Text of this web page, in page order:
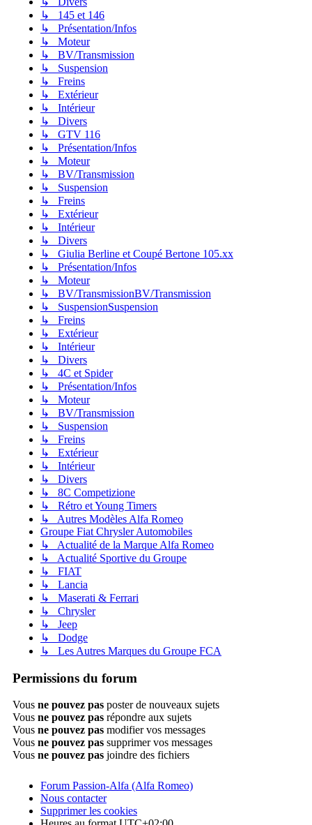
↳ 145 et 146
↳ Présentation/Infos
↳ Moteur
↳ BV/Transmission
↳ Suspension
↳ Freins
↳ Extérieur
↳ Intérieur
↳ Divers
↳ GTV 116
↳ Présentation/Infos
↳ Moteur
↳ BV/Transmission
↳ Suspension
↳ Freins
↳ Extérieur
↳ Intérieur
↳ Divers
↳ Giulia Berline et Coupé Bertone 105.xx
↳ Présentation/Infos
↳ Moteur
↳ BV/TransmissionBV/Transmission
↳ SuspensionSuspension
↳ Freins
↳ Extérieur
↳ Intérieur
↳ Divers
↳ 4C et Spider
↳ Présentation/Infos
↳ Moteur
↳ BV/Transmission
↳ Suspension
↳ Freins
↳ Extérieur
↳ Intérieur
↳ Divers
↳ 8C Competizione
↳ Rétro et Young Timers
↳ Autres Modèles Alfa Romeo
Groupe Fiat Chrysler Automobiles
↳ Actualité de la Marque Alfa Romeo
↳ Actualité Sportive du Groupe
↳ FIAT
↳ Lancia
↳ Maserati & Ferrari
↳ Chrysler
↳ Jeep
↳ Dodge
↳ Les Autres Marques du Groupe FCA
Permissions du forum
Vous ne pouvez pas poster de nouveaux sujets
Vous ne pouvez pas répondre aux sujets
Vous ne pouvez pas modifier vos messages
Vous ne pouvez pas supprimer vos messages
Vous ne pouvez pas joindre des fichiers
Forum Passion-Alfa (Alfa Romeo)
Nous contacter
Supprimer les cookies